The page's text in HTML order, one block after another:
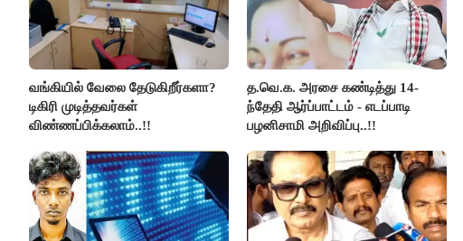
வங்கியில் வேலை தேடுகிறீர்களா?
டிகிரி முடித்தவர்கள்
விண்ணப்பிக்கலாம்..!!
த.வெ.க. அரசை கண்டித்து 14-
ந்தேதி ஆர்ப்பாட்டம் - எடப்பாடி
பழனிசாமி அறிவிப்பு..!!